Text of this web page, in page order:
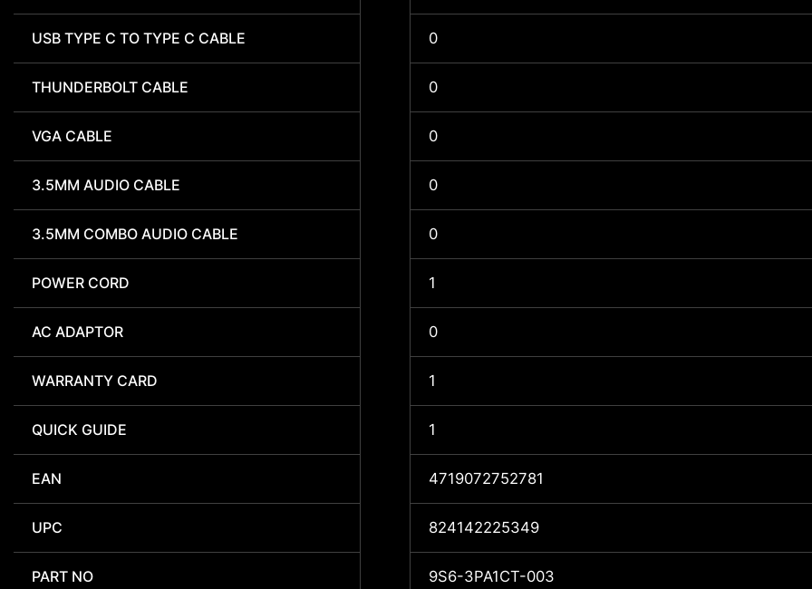
USB TYPE C TO TYPE C CABLE 0
THUNDERBOLT CABLE 0
VGA CABLE 0
3.5MM AUDIO CABLE 0
3.5MM COMBO AUDIO CABLE 0
POWER CORD 1
AC ADAPTOR 0
WARRANTY CARD 1
QUICK GUIDE 1
EAN 4719072752781
UPC 824142225349
PART NO 9S6-3PA1CT-003